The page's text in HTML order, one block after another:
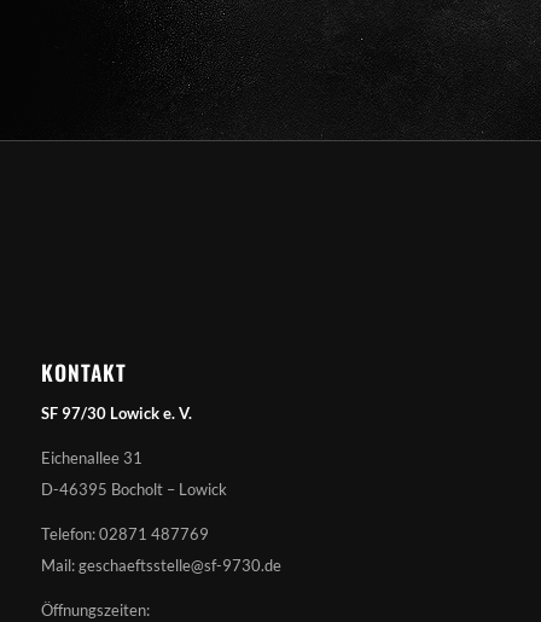
KONTAKT
SF 97/30 Lowick e. V.
Eichenallee 31
D-46395 Bocholt – Lowick
Telefon: 02871 487769
Mail: geschaeftsstelle@sf-9730.de
Öffnungszeiten: